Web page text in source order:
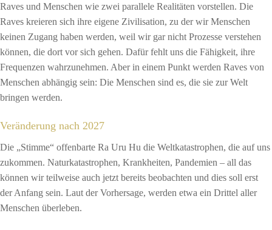
Raves und Menschen wie zwei parallele Realitäten vorstellen. Die
Raves kreieren sich ihre eigene Zivilisation, zu der wir Menschen
keinen Zugang haben werden, weil wir gar nicht Prozesse verstehen
können, die dort vor sich gehen. Dafür fehlt uns die Fähigkeit, ihre
Frequenzen wahrzunehmen. Aber in einem Punkt werden Raves von
Menschen abhängig sein: Die Menschen sind es, die sie zur Welt
bringen werden.
Veränderung nach 2027
Die „Stimme“ offenbarte Ra Uru Hu die Weltkatastrophen, die auf uns
zukommen. Naturkatastrophen, Krankheiten, Pandemien – all das
können wir teilweise auch jetzt bereits beobachten und dies soll erst
der Anfang sein. Laut der Vorhersage, werden etwa ein Drittel aller
Menschen überleben.